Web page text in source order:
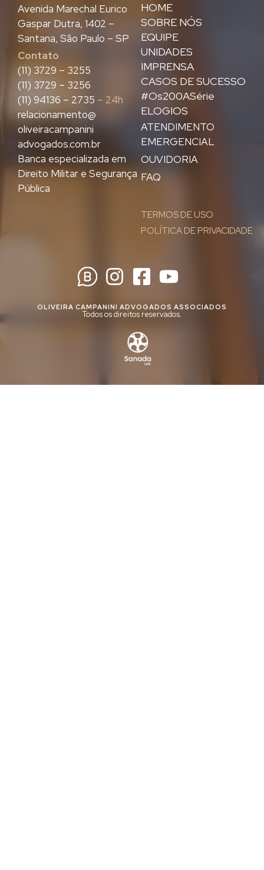
HOME
SOBRE NÓS
EQUIPE
UNIDADES
IMPRENSA
CASOS DE SUCESSO
#Os200ASérie
ELOGIOS
ATENDIMENTO
EMERGENCIAL
OUVIDORIA
FAQ
TERMOS DE USO
POLÍTICA DE PRIVACIDADE
Avenida Marechal Eurico
Gaspar Dutra, 1402 –
Santana, São Paulo – SP
Contato
(11) 3729 – 3255
(11) 3729 – 3256
(11) 94136 – 2735 – 24h
relacionamento@
oliveiracampanini
advogados.com.br
Banca especializada em
Direito Militar e Segurança
Pública
OLIVEIRA CAMPANINI ADVOGADOS ASSOCIADOS
Todos os direitos reservados.